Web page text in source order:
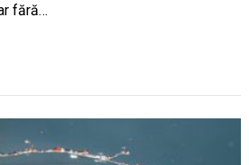
fără…